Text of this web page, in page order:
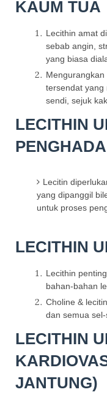
KAUM TUA
Lecithin amat
sebab angin,
yang biasa
tersendat yang
sendi, sejuk
LECITHIN
Lecitin
yang dipanggil
untuk proses
LECITHIN
Lecithin
bahan-bahan
Choline &
dan semua
LECITHIN
JANTUNG)